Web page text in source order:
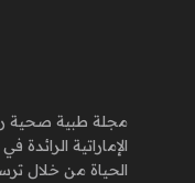
الإماراتية
الحياة من خلال